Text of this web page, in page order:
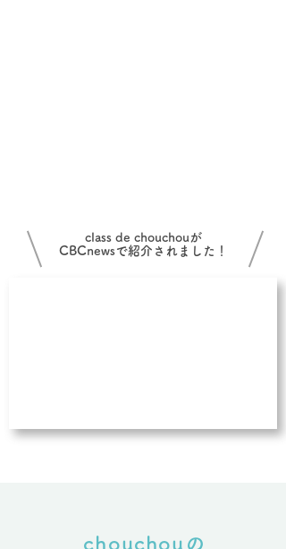
class de chouchouが
CBCnewsで紹介されました！
chouchouの